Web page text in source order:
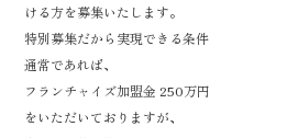
ける方を募集いたします。
特別募集だから実現できる条件
通常であれば、
フランチャイズ加盟金 250万円
をいただいておりますが、